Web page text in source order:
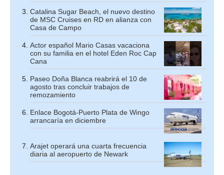
Catalina Sugar Beach, el nuevo destino
de MSC Cruises en RD en alianza con
Casa de Campo
Actor español Mario Casas vacaciona
con su familia en el hotel Eden Roc Cap
Cana
Paseo Doña Blanca reabrirá el 10 de
agosto tras concluir trabajos de
remozamiento
Enlace Bogotá-Puerto Plata de Wingo
arrancaría en diciembre
Arajet operará una cuarta frecuencia
diaria al aeropuerto de Newark